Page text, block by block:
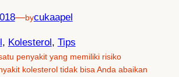
—bycukaapel
, Kolesterol , Tips
penyakit yang memiliki risiko
kolesterol tidak bisa Anda abaikan